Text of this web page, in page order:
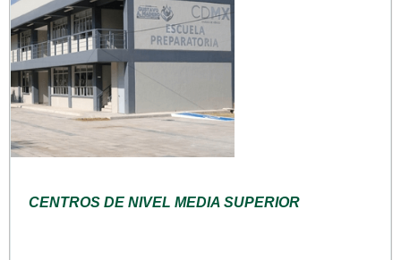
CENTROS DE NIVEL MEDIA SUPERIOR